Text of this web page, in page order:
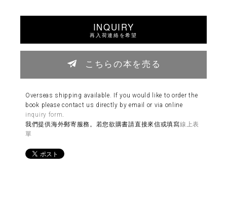
INQUIRY
再入荷連絡を希望
こちらの本を売る
Overseas shipping available. If you would like to order the
book please contact us directly by email or via online
inquiry form
我們提供海外郵寄服務。若您欲購書請直接來信或填寫線上表
單